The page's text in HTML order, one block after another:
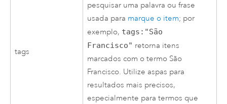
tags
pesquisar uma palavra ou frase
usada para marque o item; por
exemplo, tags:"São
Francisco" retorna itens
marcados com o termo São
Francisco. Utilize aspas para
resultados mais precisos,
especialmente para termos que